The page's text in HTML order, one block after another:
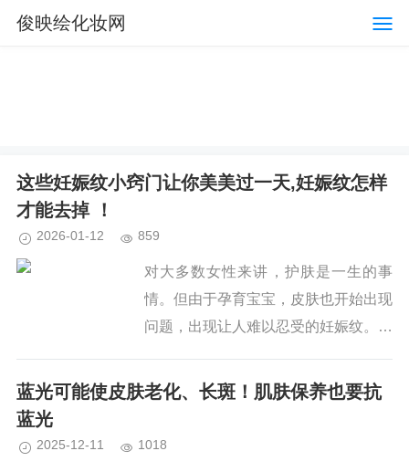
俊映绘化妆网
这些妊娠纹小窍门让你美美过一天,妊娠纹怎样
才能去掉 ！
2026-01-12 859
对大多数女性来讲，护肤是一生的事
情。但由于孕育宝宝，皮肤也开始出现
问题，出现让人难以忍受的妊娠纹。想
视，那么壬辰纹怎样才能去掉?想要祛
蓝光可能使皮肤老化、长斑！肌肤保养也要抗
蓝光
2025-12-11 1018